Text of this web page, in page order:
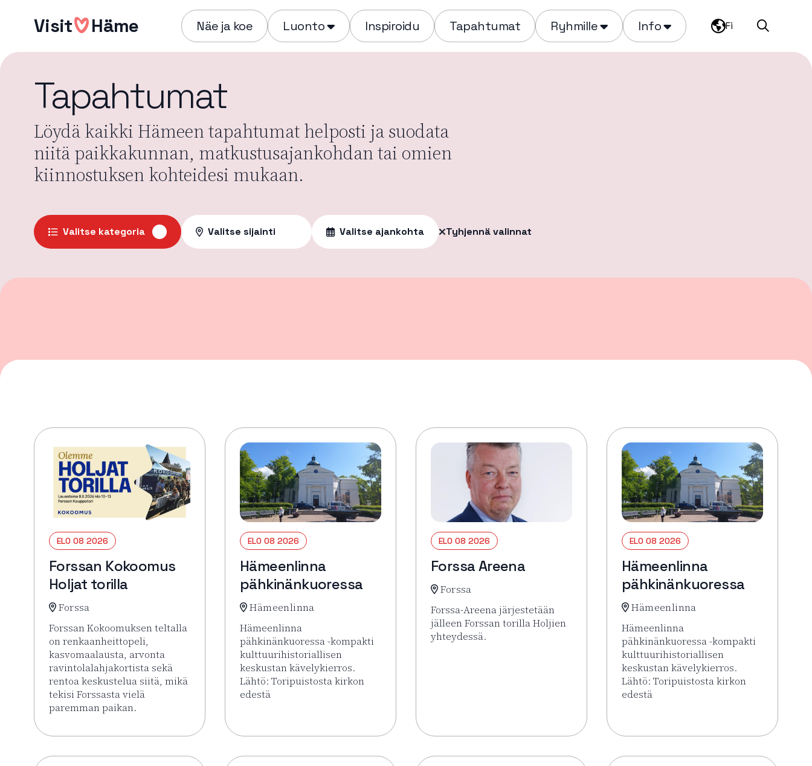
sisältöönVisit Häme Näe ja koe Luonto Inspiroidu Tapahtumat Ryhmille Info Fi Haku
Tapahtumat
Löydä kaikki Hämeen tapahtumat helposti ja suodata
niitä paikkakunnan, matkustusajankohdan tai omien
kiinnostuksen kohteidesi mukaan.
Valitse kategoria Valitse sijainti Valitse ajankohta Tyhjennä valinnat
ELO 08 2026
Forssan Kokoomus
Holjat torilla
Forssa
Forssan Kokoomuksen teltalla
on renkaanheittopeli,
kasvomaalausta, arvonta
ravintolalahjakortista sekä
rentoa keskustelua siitä, mikä
tekisi Forssasta vielä
paremman paikan.
Lue lisää tapahtumasta Forssan Kokoomus Holjat torilla
ELO 08 2026
Hämeenlinna
pähkinänkuoressa
Hämeenlinna
Hämeenlinna
pähkinänkuoressa -kompakti
kulttuurihistoriallisen
keskustan kävelykierros.
Lähtö: Toripuistosta kirkon
edestä
ELO 08 2026
Forssa Areena
Forssa
Forssa-Areena järjestetään
jälleen Forssan torilla Holjien
yhteydessä.
ELO 08 2026
Hämeenlinna
pähkinänkuoressa
Hämeenlinna
Hämeenlinna
pähkinänkuoressa -kompakti
kulttuurihistoriallisen
keskustan kävelykierros.
Lähtö: Toripuistosta kirkon
edestä